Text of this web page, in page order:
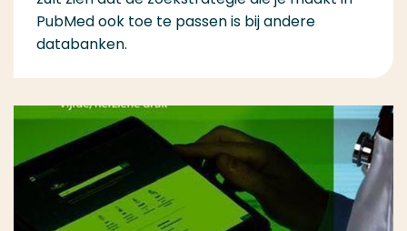
PubMed ook toe te passen is bij andere
databanken.